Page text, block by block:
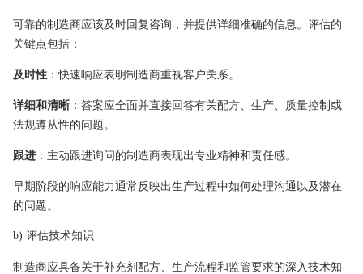
可靠的制造商应该及时回复咨询，并提供详细准确的信息。评估的
关键点包括：
及时性 ：快速响应表明制造商重视客户关系。
详细和清晰 ：答案应全面并直接回答有关配方、生产、质量控制或
法规遵从性的问题。
跟进 ：主动跟进询问的制造商表现出专业精神和责任感。
早期阶段的响应能力通常反映出生产过程中如何处理沟通以及潜在
的问题。
b) 评估技术知识
制造商应具备关于补充剂配方、生产流程和监管要求的深入技术知